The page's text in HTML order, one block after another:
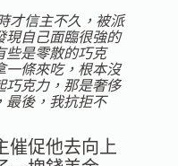
才信主不久，被派
現自己面臨很強的
些是零散的巧克
一條來吃，根本沒
巧克力，那是奢侈
最後，我抗拒不
催促他去向上